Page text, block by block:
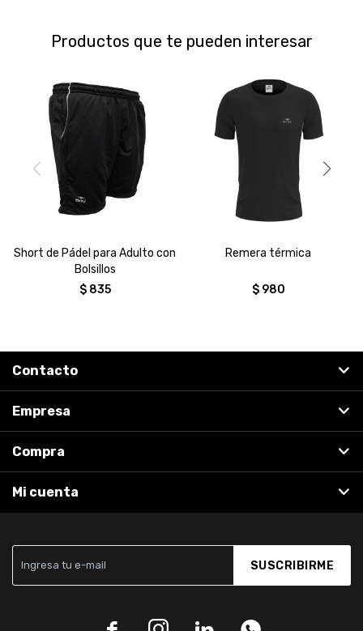
Productos que te pueden interesar
Short de Pádel para Adulto con
Bolsillos
$ 835
Remera térmica
$ 980
SUSCRIBIRME
Contacto
Empresa
Compra
Mi cuenta